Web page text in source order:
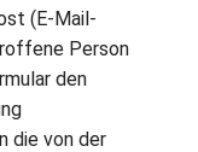
(E-Mail-
Person
den
die von der